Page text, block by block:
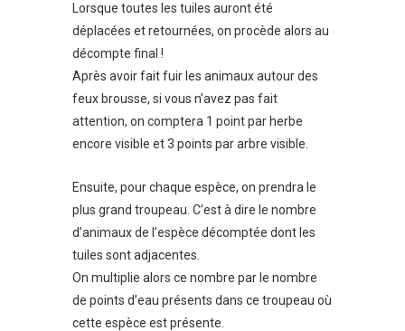
Lorsque toutes les tuiles auront été
déplacées et retournées, on procède alors au
décompte final !
Après avoir fait fuir les animaux autour des
feux brousse, si vous n’avez pas fait
attention, on comptera 1 point par herbe
encore visible et 3 points par arbre visible.
Ensuite, pour chaque espèce, on prendra le
plus grand troupeau. C’est à dire le nombre
d’animaux de l’espèce décomptée dont les
tuiles sont adjacentes.
On multiplie alors ce nombre par le nombre
de points d’eau présents dans ce troupeau où
cette espèce est présente.